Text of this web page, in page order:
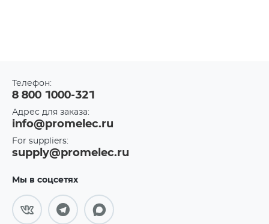
Телефон:
8 800 1000-321
Адрес для заказа:
info@promelec.ru
For suppliers:
supply@promelec.ru
Мы в соцсетях